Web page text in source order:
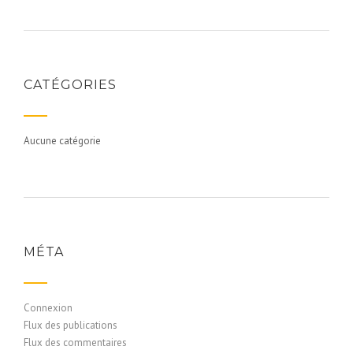
CATÉGORIES
Aucune catégorie
MÉTA
Connexion
Flux des publications
Flux des commentaires